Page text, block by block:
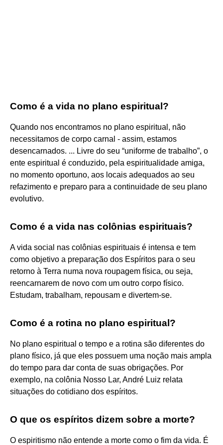
Como é a vida no plano espiritual?
Quando nos encontramos no plano espiritual, não
necessitamos de corpo carnal - assim, estamos
desencarnados. ... Livre do seu “uniforme de trabalho”, o
ente espiritual é conduzido, pela espiritualidade amiga,
no momento oportuno, aos locais adequados ao seu
refazimento e preparo para a continuidade de seu plano
evolutivo.
Como é a vida nas colônias espirituais?
A vida social nas colônias espirituais é intensa e tem
como objetivo a preparação dos Espíritos para o seu
retorno à Terra numa nova roupagem física, ou seja,
reencarnarem de novo com um outro corpo físico.
Estudam, trabalham, repousam e divertem-se.
Como é a rotina no plano espiritual?
No plano espiritual o tempo e a rotina são diferentes do
plano físico, já que eles possuem uma noção mais ampla
do tempo para dar conta de suas obrigações. Por
exemplo, na colônia Nosso Lar, André Luiz relata
situações do cotidiano dos espíritos.
O que os espíritos dizem sobre a morte?
O espiritismo não entende a morte como o fim da vida. É